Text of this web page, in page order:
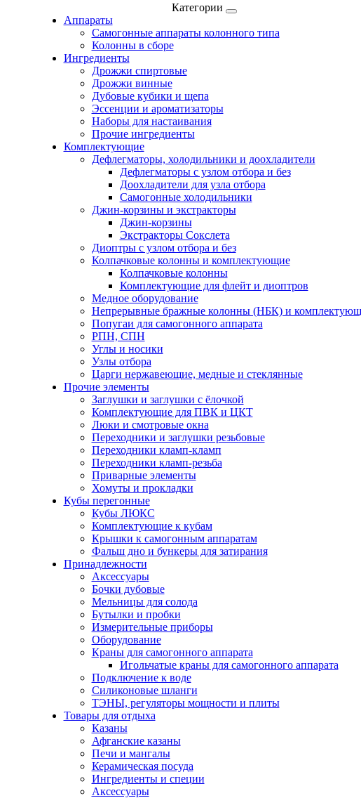
Категории
Аппараты
Самогонные аппараты колонного типа
Колонны в сборе
Ингредиенты
Дрожжи спиртовые
Дрожжи винные
Дубовые кубики и щепа
Эссенции и ароматизаторы
Наборы для настаивания
Прочие ингредиенты
Комплектующие
Дефлегматоры, холодильники и доохладители
Дефлегматоры с узлом отбора и без
Доохладители для узла отбора
Самогонные холодильники
Джин-корзины и экстракторы
Джин-корзины
Экстракторы Сокслета
Диоптры с узлом отбора и без
Колпачковые колонны и комплектующие
Колпачковые колонны
Комплектующие для флейт и диоптров
Медное оборудование
Непрерывные бражные колонны (НБК) и
Попугаи для самогонного аппарата
РПН, СПН
Углы и носики
Узлы отбора
Царги нержавеющие, медные и стеклянные
Прочие элементы
Заглушки и заглушки с ёлочкой
Комплектующие для ПВК и ЦКТ
Люки и смотровые окна
Переходники и заглушки резьбовые
Переходники кламп-кламп
Переходники кламп-резьба
Приварные элементы
Хомуты и прокладки
Кубы перегонные
Кубы ЛЮКС
Комплектующие к кубам
Крышки к самогонным аппаратам
Фальш дно и бункеры для затирания
Принадлежности
Аксессуары
Бочки дубовые
Мельницы для солода
Бутылки и пробки
Измерительные приборы
Оборудование
Краны для самогонного аппарата
Игольчатые краны для самогонного аппарата
Подключение к воде
Силиконовые шланги
ТЭНЫ, регуляторы мощности и плиты
Товары для отдыха
Казаны
Афганские казаны
Печи и мангалы
Керамическая посуда
Ингредиенты и специи
Аксессуары